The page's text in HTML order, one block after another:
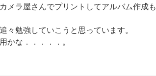
メラ屋さんでプリントしてアルバム作成も
々勉強していこうと思っています。
かな．．．．．。